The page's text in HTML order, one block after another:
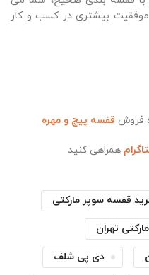
موفقیت بیشتری در کسب و کار
فروش قفسه پیچ و مهره
همراهی کنید
قفسه سوپر مارکتی
تهران
دی پی شلف